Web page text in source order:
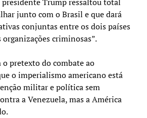
junto com o Brasil e que dará
conjuntas entre os dois países
criminosas”.
o pretexto do combate ao
o imperialismo americano está
militar e política sem
a Venezuela, mas a América